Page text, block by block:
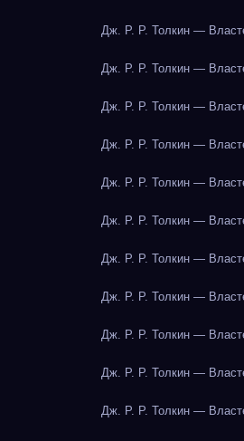
Дж. Р. Р. Толкин —
Дж. Р. Р. Толкин —
Дж. Р. Р. Толкин —
Дж. Р. Р. Толкин —
Дж. Р. Р. Толкин —
Дж. Р. Р. Толкин —
Дж. Р. Р. Толкин —
Дж. Р. Р. Толкин —
Дж. Р. Р. Толкин —
Дж. Р. Р. Толкин —
Дж. Р. Р. Толкин —